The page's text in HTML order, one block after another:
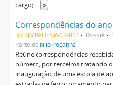
cargo; ... »
Correspondências do
BR RJMRAHI NP-CR-012 Dossiê
Parte de Nilo Peçanha
Reúne correspondências
número, por terceiros tratando
inauguração de uma escola de